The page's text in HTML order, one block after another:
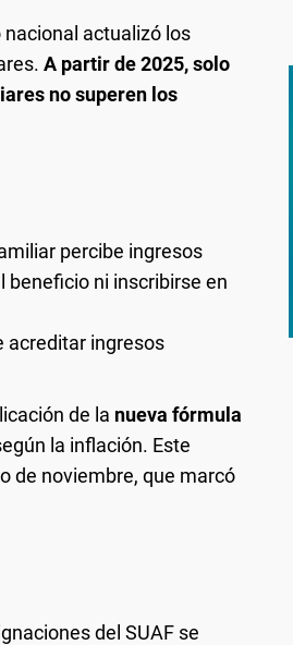
nacional actualizó los
A partir de 2025, solo
no superen los
percibe ingresos
beneficio ni inscribirse en
acreditar ingresos
de la nueva fórmula
la inflación. Este
de noviembre, que marcó
del SUAF se